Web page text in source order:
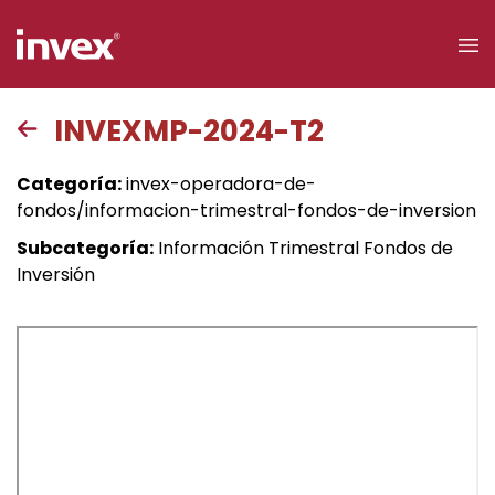
Acceso a
clientes
Buscar
INVEXMP-2024-T2
Categoría:invex-operadora-de-
fondos/informacion-trimestral-fondos-de-inversion
Subcategoría: Información Trimestral Fondos de
Inversión